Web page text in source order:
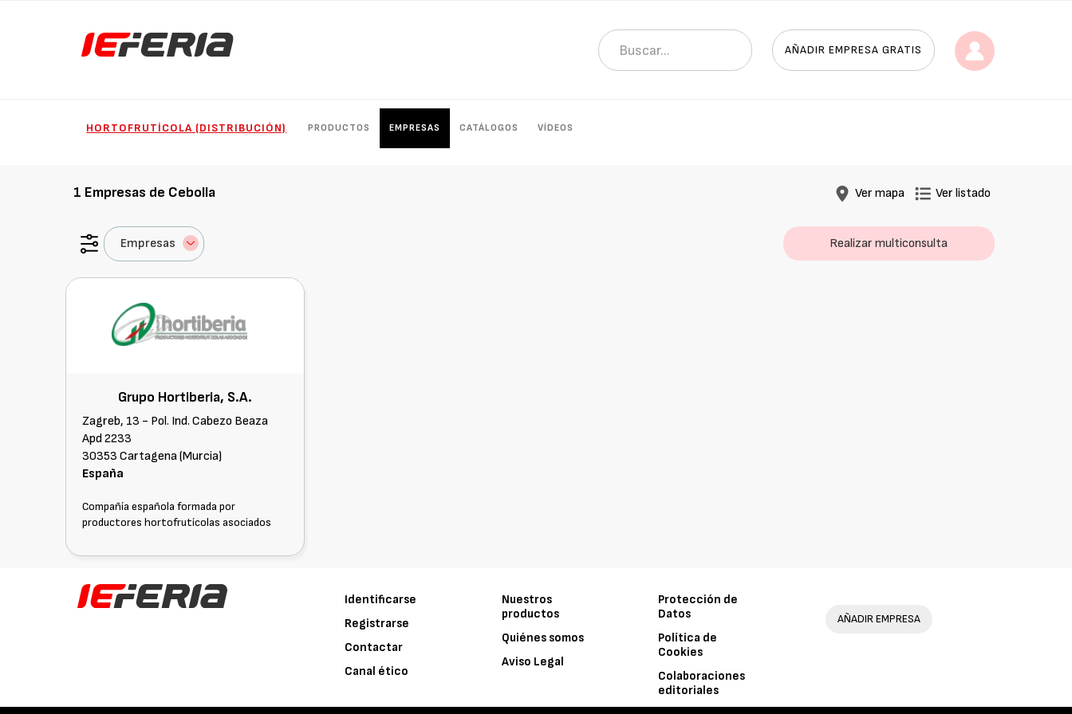
AÑADIR EMPRESA GRATIS
HORTOFRUTÍCOLA (DISTRIBUCIÓN) PRODUCTOS EMPRESAS CATÁLOGOS VÍDEOS
1 Empresas de Cebolla Ver mapa Ver listado
Empresas Realizar multiconsulta
Grupo Hortiberia, S.A.
Zagreb, 13 - Pol. Ind. Cabezo Beaza
Apd 2233
30353 Cartagena (Murcia)
España
Compañía española formada por
productores hortofrutícolas asociados
Identificarse
Registrarse
Contactar
Canal ético
Nuestros
productos
Quiénes somos
Aviso Legal
Protección de
Datos
Política de
Cookies
Colaboraciones
editoriales
AÑADIR EMPRESA